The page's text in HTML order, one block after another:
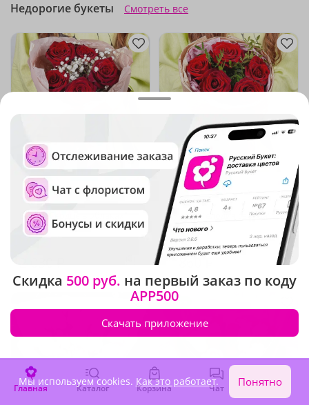
Недорогие букеты Смотреть все
5(861)
Букет "Сердце в облаках"
В наличии
(818)
Букет "Мелодия сердца"
В наличии
1 860 ₽
Акция
Главная Каталог Корзина Чат Войти
Скидка 500 руб. на первый заказ по коду
APP500
Скачать приложение
Мы используем cookies. Как это работает. Понятно